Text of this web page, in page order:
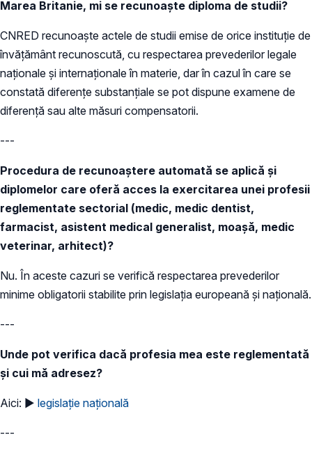
Marea Britanie, mi se recunoaște diploma de studii?
CNRED recunoaște actele de studii emise de orice instituție de
învățământ recunoscută, cu respectarea prevederilor legale
naționale și internaționale în materie, dar în cazul în care se
constată diferențe substanțiale se pot dispune examene de
diferenţă sau alte măsuri compensatorii.
---
Procedura de recunoaștere automată se aplică și
diplomelor care oferă acces la exercitarea unei profesii
reglementate sectorial (medic, medic dentist,
farmacist, asistent medical generalist, moașă, medic
veterinar, arhitect)?
Nu. În aceste cazuri se verifică respectarea prevederilor
minime obligatorii stabilite prin legislația europeană și națională.
---
Unde pot verifica dacă profesia mea este reglementată
și cui mă adresez?
Aici: ► legislație națională
---